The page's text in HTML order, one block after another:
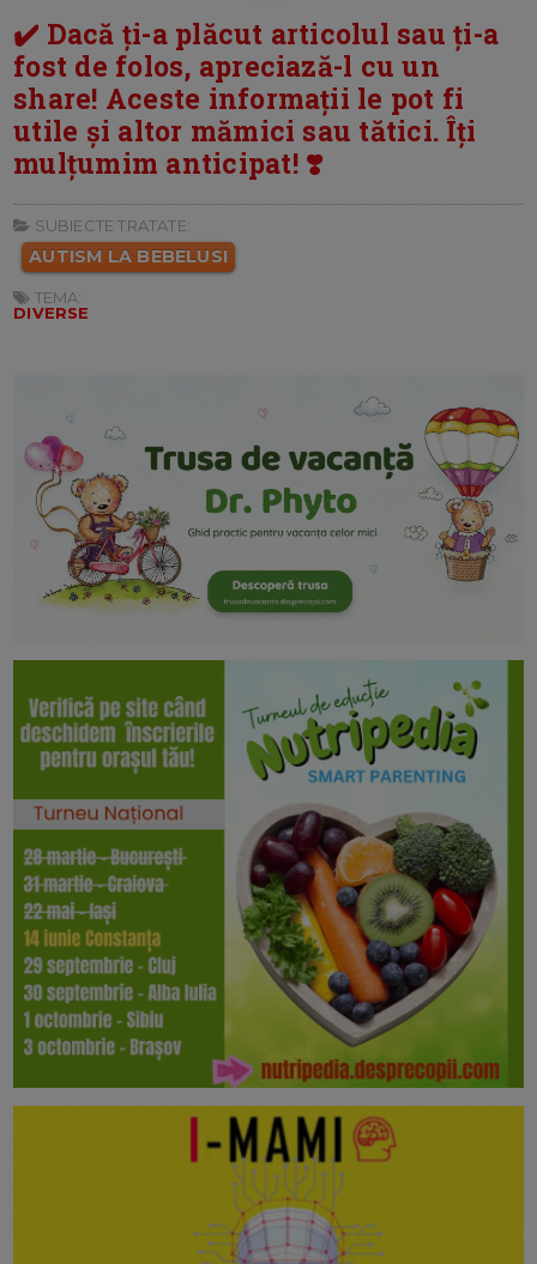
✔️ Dacă ți-a plăcut articolul sau ți-a
fost de folos, apreciază-l cu un
share! Aceste informații le pot fi
utile și altor mămici sau tătici. Îți
mulțumim anticipat! ❣️
SUBIECTE TRATATE:
AUTISM LA BEBELUSI
TEMA:
DIVERSE